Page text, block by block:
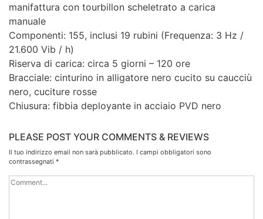
manifattura con tourbillon scheletrato a carica
manuale
Componenti: 155, inclusi 19 rubini (Frequenza: 3 Hz /
21.600 Vib / h)
Riserva di carica: circa 5 giorni – 120 ore
Bracciale: cinturino in alligatore nero cucito su caucciù
nero, cuciture rosse
Chiusura: fibbia deployante in acciaio PVD nero
PLEASE POST YOUR COMMENTS & REVIEWS
Il tuo indirizzo email non sarà pubblicato. I campi obbligatori sono
contrassegnati *